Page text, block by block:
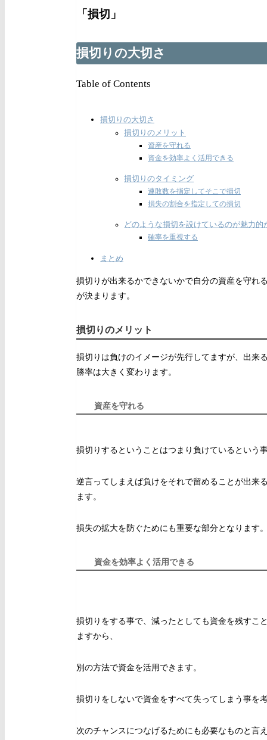
「損切」
損切りの大切さ
Table of Contents
損切りの大切さ
損切りのメリット
資産を守れる
資金を効率よく活用できる
損切りのタイミング
連敗数を指定してそこで損切
損失の割合を指定しての損切
どのような損切を設けているのが魅力的
確率を重視する
まとめ
損切りが出来るかできないかで自分の資産を守れ
が決まります。
損切りのメリット
損切りは負けのイメージが先行してますが、出来
勝率は大きく変わります。
資産を守れる
損切りするということはつまり負けているという
逆言ってしまえば負けをそれで留めることが出来
ます。
損失の拡大を防ぐためにも重要な部分となります
資金を効率よく活用できる
損切りをする事で、減ったとしても資金を残すこ
ますから、
別の方法で資金を活用できます。
損切りをしないで資金をすべて失ってしまう事を
次のチャンスにつなげるためにも必要なものと言